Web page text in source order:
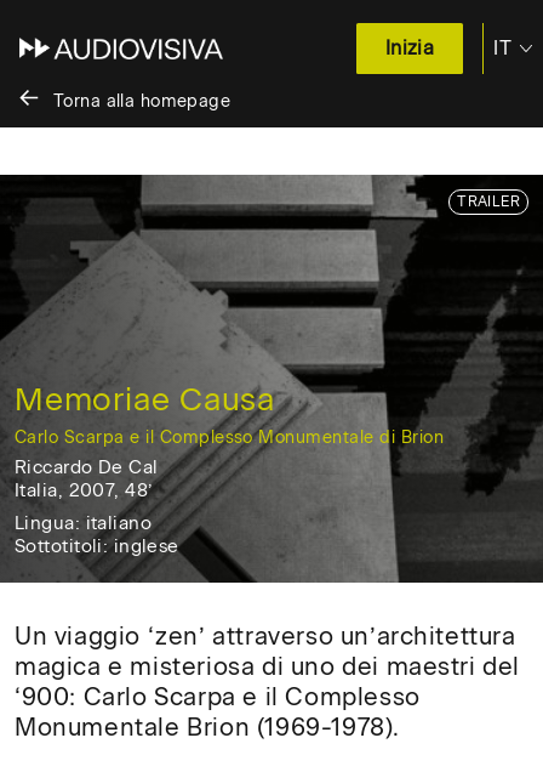
contenuto
Skip
content
Inizia IT
Torna alla homepage
Memoriae Causa
Carlo Scarpa e il Complesso Monumentale di Brion
Riccardo De Cal
Italia, 2007, 48’
Italia,
2007,
48'
Lingua: italiano
Sottotitoli: inglese
TRAILER
Un
viaggio
‘zen’
attraverso
Un viaggio ‘zen’ attraverso un’architettura
magica e misteriosa di uno dei maestri del
‘900: Carlo Scarpa e il Complesso
Monumentale Brion (1969-1978).